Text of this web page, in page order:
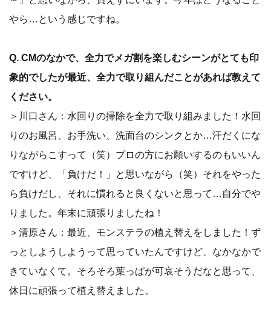
やら…という感じですね。
Q. CMのなかで、全力でメガ割を楽しむシーンがとても印
象的でしたが最近、全力で取り組んだことがあれば教えて
ください。
＞川口さん：水回りの掃除を全力で取り組みました！水回
りのお風呂、お手洗い、洗面台のシンクとか…汗だくにな
りながらこすって（笑）プロの方にお願いするのもいいん
ですけど、「負けだ！」と思いながら（笑）それをやった
ら負けだし、それに慣れると良くないと思って…自分でや
りました。年末に頑張りましたね！
＞清原さん：最近、モンステラの植え替えをしました！ず
っとしようしようって思っていたんですけど、なかなかで
きていなくて。そろそろ葉っぱが可哀そうだなと思って、
休日に頑張って植え替えました。